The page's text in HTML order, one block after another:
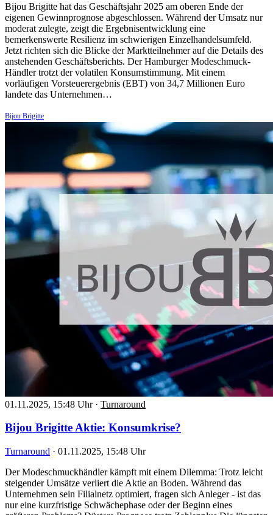
Bijou Brigitte hat das Geschäftsjahr 2025 am oberen Ende der
eigenen Gewinnprognose abgeschlossen. Während der Umsatz nur
moderat zulegte, zeigt die Ergebnisentwicklung eine
bemerkenswerte Resilienz im schwierigen Einzelhandelsumfeld.
Jetzt richten sich die Blicke der Marktteilnehmer auf die Details des
anstehenden Geschäftsberichts. Der Hamburger Modeschmuck-
Händler trotzt der volatilen Konsumstimmung. Mit einem
vorläufigen Vorsteuerergebnis (EBT) von 34,7 Millionen Euro
landete das Unternehmen…
Bijou Brigitte
01.11.2025, 15:48 Uhr · Turnaround
Bijou Brigitte Aktie: Konsumkrise?
Turnaround · 01.11.2025, 15:48 Uhr
Der Modeschmuckhändler kämpft mit einem Dilemma: Trotz leicht
steigender Umsätze verliert die Aktie an Boden. Während das
Unternehmen sein Filialnetz optimiert, fragen sich Anleger - ist das
nur eine kurzfristige Schwächephase oder der Beginn eines